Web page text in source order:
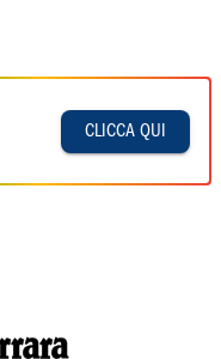
CLICCA QUI